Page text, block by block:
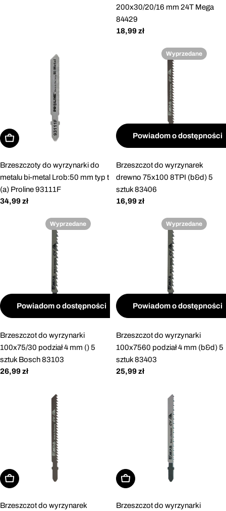
200x30/20/16 mm 24T Mega
84429
Cena
18,99 zł
Dodaj do koszyka
Brzeszczoty do wyrzynarki do
metalu bi-metal Lrob:50 mm typ t
(a) Proline 93111F
Cena
34,99 zł
Wyprzedane
Powiadom o dostępności
Brzeszczot do wyrzynarek
drewno 75x100 8TPI (b&d) 5
sztuk 83406
Cena
16,99 zł
Wyprzedane
Powiadom o dostępności
Brzeszczot do wyrzynarki
100x75/30 podział 4 mm () 5
sztuk Bosch 83103
Cena
26,99 zł
Wyprzedane
Powiadom o dostępności
Brzeszczot do wyrzynarki
100x7560 podział 4 mm (b&d) 5
sztuk 83403
Cena
25,99 zł
Dodaj do koszyka
Brzeszczot do wyrzynarek
Dodaj do koszyka
Brzeszczot do wyrzynarki